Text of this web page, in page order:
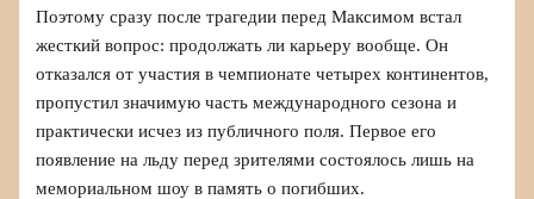
Поэтому сразу после трагедии перед Максимом встал
жесткий вопрос: продолжать ли карьеру вообще. Он
отказался от участия в чемпионате четырех континентов,
пропустил значимую часть международного сезона и
практически исчез из публичного поля. Первое его
появление на льду перед зрителями состоялось лишь на
мемориальном шоу в память о погибших.